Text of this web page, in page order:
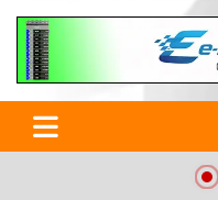
E-
Electrónica
Argentina